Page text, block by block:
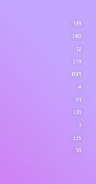
749
190
12
279
895
4
91
110
1
335
38